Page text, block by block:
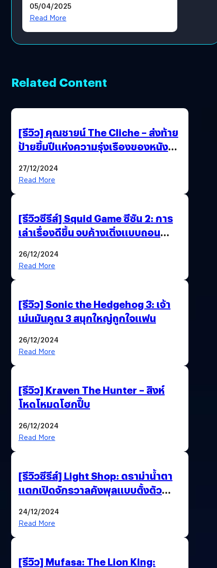
05/04/2025
Read More
Related Content
[รีวิว] คุณชายน์ The Cliche – ส่งท้าย
ป้ายยิ้มปีแห่งความรุ่งเรืองของหนัง
27/12/2024
Read More
[รีวิวซีรีส์] Squid Game ซีซัน 2: การ
เล่าเรื่องดีขึ้น จบค้างเติ่งแบบถอน
26/12/2024
Read More
[รีวิว] Sonic the Hedgehog 3: เจ้า
เม่นมันคูณ 3 สนุกใหญ่ถูกใจแฟน
26/12/2024
Read More
[รีวิว] Kraven The Hunter – สิงห์
โหดโหมดโฮกปี๊บ
26/12/2024
Read More
[รีวิวซีรีส์] Light Shop: ดราม่าน้ำตา
แตกเปิดจักรวาลคังพุลแบบตั้งตัว
24/12/2024
Read More
[รีวิว] Mufasa: The Lion King: